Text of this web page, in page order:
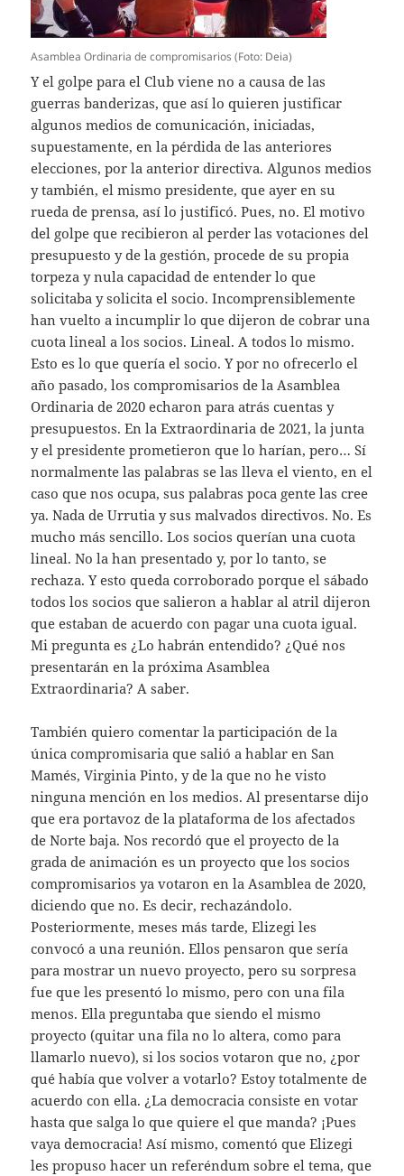
Asamblea Ordinaria de compromisarios (Foto: Deia)
Y el golpe para el Club viene no a causa de las
guerras banderizas, que así lo quieren justificar
algunos medios de comunicación, iniciadas,
supuestamente, en la pérdida de las anteriores
elecciones, por la anterior directiva. Algunos medios
y también, el mismo presidente, que ayer en su
rueda de prensa, así lo justificó. Pues, no. El motivo
del golpe que recibieron al perder las votaciones del
presupuesto y de la gestión, procede de su propia
torpeza y nula capacidad de entender lo que
solicitaba y solicita el socio. Incomprensiblemente
han vuelto a incumplir lo que dijeron de cobrar una
cuota lineal a los socios. Lineal. A todos lo mismo.
Esto es lo que quería el socio. Y por no ofrecerlo el
año pasado, los compromisarios de la Asamblea
Ordinaria de 2020 echaron para atrás cuentas y
presupuestos. En la Extraordinaria de 2021, la junta
y el presidente prometieron que lo harían, pero… Sí
normalmente las palabras se las lleva el viento, en el
caso que nos ocupa, sus palabras poca gente las cree
ya. Nada de Urrutia y sus malvados directivos. No. Es
mucho más sencillo. Los socios querían una cuota
lineal. No la han presentado y, por lo tanto, se
rechaza. Y esto queda corroborado porque el sábado
todos los socios que salieron a hablar al atril dijeron
que estaban de acuerdo con pagar una cuota igual.
Mi pregunta es ¿Lo habrán entendido? ¿Qué nos
presentarán en la próxima Asamblea
Extraordinaria? A saber.
También quiero comentar la participación de la
única compromisaria que salió a hablar en San
Mamés, Virginia Pinto, y de la que no he visto
ninguna mención en los medios. Al presentarse dijo
que era portavoz de la plataforma de los afectados
de Norte baja. Nos recordó que el proyecto de la
grada de animación es un proyecto que los socios
compromisarios ya votaron en la Asamblea de 2020,
diciendo que no. Es decir, rechazándolo.
Posteriormente, meses más tarde, Elizegi les
convocó a una reunión. Ellos pensaron que sería
para mostrar un nuevo proyecto, pero su sorpresa
fue que les presentó lo mismo, pero con una fila
menos. Ella preguntaba que siendo el mismo
proyecto (quitar una fila no lo altera, como para
llamarlo nuevo), si los socios votaron que no, ¿por
qué había que volver a votarlo? Estoy totalmente de
acuerdo con ella. ¿La democracia consiste en votar
hasta que salga lo que quiere el que manda? ¡Pues
vaya democracia! Así mismo, comentó que Elizegi
les propuso hacer un referéndum sobre el tema, que